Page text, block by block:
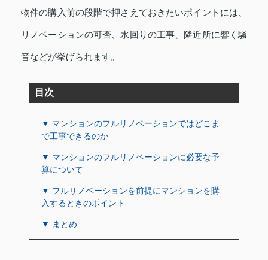
物件の購入前の段階で押さえておきたいポイントには、
リノベーションの可否、水回りの工事、隣近所に響く騒
音などが挙げられます。
目次
▼ マンションのフルリノベーションではどこま
で工事できるのか
▼ マンションのフルリノベーションに必要な予
算について
▼ フルリノベーションを前提にマンションを購
入するときのポイント
▼ まとめ